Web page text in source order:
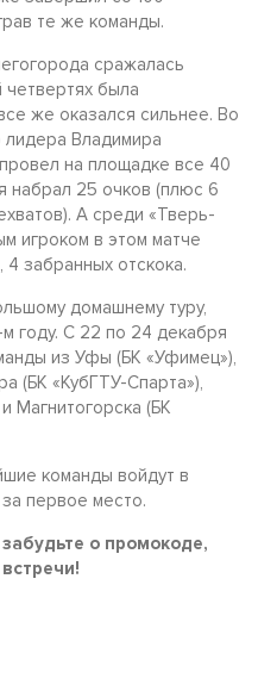
те же команды.
сражалась
была
же оказался сильнее. Во
лидера Владимира
на площадке все 40
набрал 25 очков (плюс 6
А среди «Тверь-
игроком в этом матче
4 забранных отскока.
домашнему туру,
году. С 22 по 24 декабря
из Уфы (БК «Уфимец»),
(БК «КубГТУ-Спарта»),
(БК
команды войдут в
первое место.
о промокоде,